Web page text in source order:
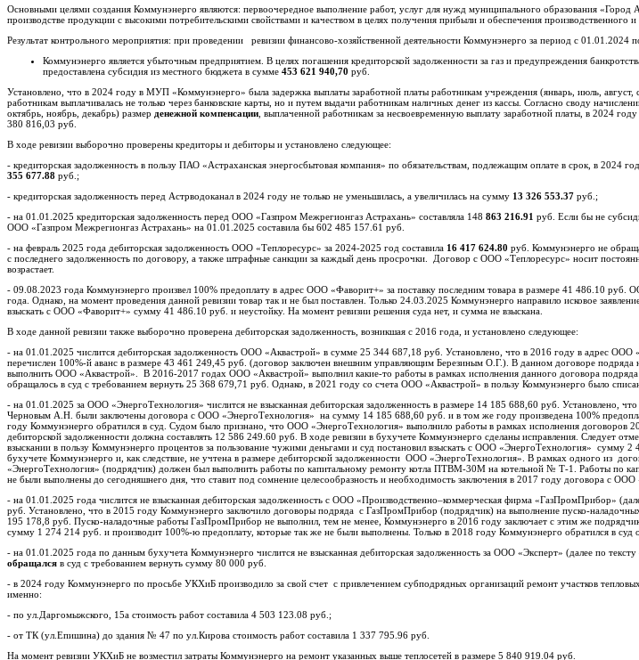
Основными целями создания Коммунэнерго являются: первоочередное выполнение работ, услуг для нужд муниципального образования «Город
производстве продукции с высокими потребительскими свойствами и качеством в целях получения прибыли и обеспечения производственного и
Результат контрольного мероприятия: при проведении ревизии финансово-хозяйственной деятельности Коммунэнерго за период с 01.01.2024
Коммунэнерго является убыточным предприятием. В целях погашения кредиторской задолженности за газ и предупреждения
предоставлена субсидия из местного бюджета в сумме 453 621 940,70 руб.
Установлено, что в 2024 году в МУП «Коммунэнерго» была задержка выплаты заработной платы работникам учреждения (январь, июль, август,
работникам выплачивалась не только через банковские карты, но и путем выдачи работникам наличных денег из кассы. Согласно своду
октябрь, ноябрь, декабрь) размер денежной компенсации , выплаченной работникам за несвоевременную выплату заработной платы, в 2024
380 816,03 руб.
В ходе ревизии выборочно проверены кредиторы и дебиторы и установлено следующее:
- кредиторская задолженность в пользу ПАО «Астраханская энергосбытовая компания» по обязательствам, подлежащим оплате в срок, в 2024
355 677.88 руб.;
- кредиторская задолженность перед Астрводоканал в 2024 году не только не уменьшилась, а увеличилась на сумму 13 326 553.37 руб.;
- на 01.01.2025 кредиторская задолженность перед ООО «Газпром Межрегионгаз Астрахань» составляла 148 863 216.91 руб. Если бы не
ООО «Газпром Межрегионгаз Астрахань» на 01.01.2025 составила бы 602 485 157.61 руб.
- на февраль 2025 года дебиторская задолженность ООО «Теплоресурс» за 2024-2025 год составила 16 417 624.80 руб. Коммунэнерго не
с последнего задолженность по договору, а также штрафные санкции за каждый день просрочки. Договор с ООО «Теплоресурс» носит
возрастает.
- 09.08.2023 года Коммунэнерго произвел 100% предоплату в адрес ООО «Фаворит+» за поставку последним товара в размере 41 486.10
года. Однако, на момент проведения данной ревизии товар так и не был поставлен. Только 24.03.2025 Коммунэнерго направило исковое
взыскать с ООО «Фаворит+» сумму 41 486.10 руб. и неустойку. На момент ревизии решения суда нет, и сумма не взыскана.
В ходе данной ревизии также выборочно проверена дебиторская задолженность, возникшая с 2016 года, и установлено следующее:
- на 01.01.2025 числится дебиторская задолженность ООО «Аквастрой» в сумме 25 344 687,18 руб. Установлено, что в 2016 году в адрес
перечислен 100%-й аванс в размере 43 461 249,45 руб. (договор заключен внешним управляющим Березиным О.Г.). В данном договоре подряда
выполнить ООО «Аквастрой». В 2016-2017 годах ООО «Аквастрой» выполнил какие-то работы в рамках исполнения данного договора
обращалось в суд с требованием вернуть 25 368 679,71 руб. Однако, в 2021 году со счета ООО «Аквастрой» в пользу Коммунэнерго было
- на 01.01.2025 за ООО «ЭнергоТехнология» числится не взысканная дебиторская задолженность в размере 14 185 688,60 руб. Установлено,
Черновым А.Н. были заключены договора с ООО «ЭнергоТехнология» на сумму 14 185 688,60 руб. и в том же году произведена 100%
году Коммунэнерго обратился в суд. Судом было признано, что ООО «ЭнергоТехнология» выполнило работы в рамках исполнения договоров
дебиторской задолженности должна составлять 12 586 249.60 руб. В ходе ревизии в бухучете Коммунэнерго сделаны исправления. Следует
взыскании в пользу Коммунэнерго процентов за пользование чужими деньгами и суд постановил взыскать с ООО «ЭнергоТехнология» сумму
бухучете Коммунэнерго и, как следствие, не учтена в размере дебиторской задолженности ООО «ЭнергоТехнология». В рамках одного из
«ЭнергоТехнология» (подрядчик) должен был выполнить работы по капитальному ремонту котла ПТВМ-30М на котельной № Т-1. Работы по
не были выполнены до сегодняшнего дня, что ставит под сомнение целесообразность и необходимость заключения в 2017 году договора с
- на 01.01.2025 года числится не взысканная дебиторская задолженность с ООО «Производственно–коммерческая фирма «ГазПромПрибор»
руб. Установлено, что в 2015 году Коммунэнерго заключило договоры подряда с ГазПромПрибор (подрядчик) на выполнение пуско-
195 178,8 руб. Пуско-наладочные работы ГазПромПрибор не выполнил, тем не менее, Коммунэнерго в 2016 году заключает с этим же
сумму 1 274 214 руб. и производит 100%-ю предоплату, которые так же не были выполнены. Только в 2018 году Коммунэнерго обратился в
- на 01.01.2025 года по данным бухучета Коммунэнерго числится не взысканная дебиторская задолженность за ООО «Эксперт» (далее по
обращался в суд с требованием вернуть сумму 80 000 руб.
- в 2024 году Коммунэнерго по просьбе УКХиБ производило за свой счет с привлечением субподрядных организаций ремонт участков тепловых
именно:
- по ул.Даргомыжского, 15а стоимость работ составила 4 503 123.08 руб.;
- от ТК (ул.Епишина) до здания № 47 по ул.Кирова стоимость работ составила 1 337 795.96 руб.
На момент ревизии УКХиБ не возместил затраты Коммунэнерго на ремонт указанных выше теплосетей в размере 5 840 919.04 руб.